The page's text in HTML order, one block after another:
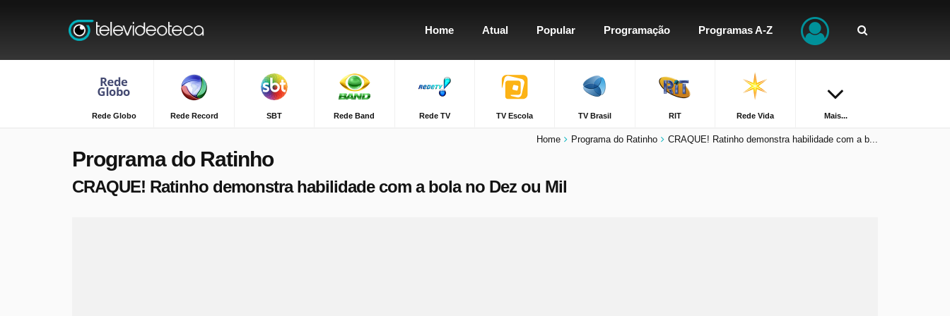
Home Atual Popular Programação Programas A-Z
Rede Globo Rede Record SBT Rede Band Rede TV TV Escola TV Brasil RIT Rede Vida Mais...
Home Programa do Ratinho CRAQUE! Ratinho demonstra habilidade com a b...
Programa do Ratinho
CRAQUE! Ratinho demonstra habilidade com a bola no Dez ou Mil